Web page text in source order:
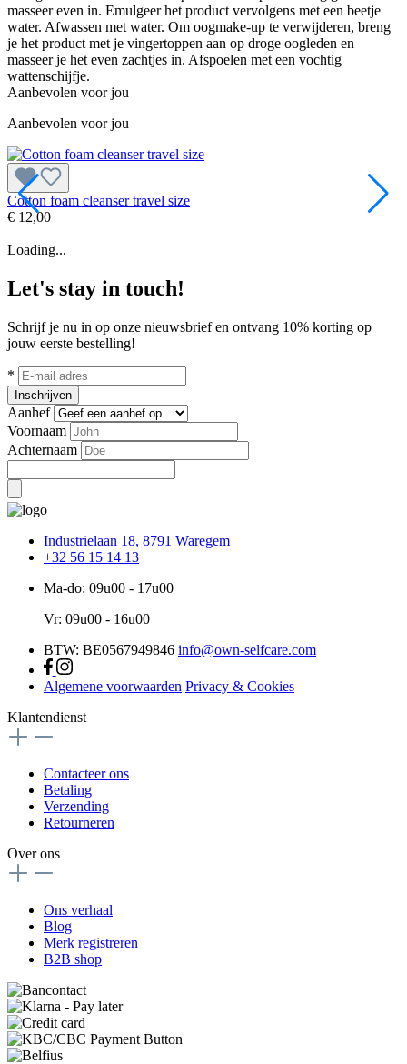
masseer even in. Emulgeer het product vervolgens met een beetje
water. Afwassen met water. Om oogmake-up te verwijderen, breng
je het product met je vingertoppen aan op droge oogleden en
masseer je het even zachtjes in. Afspoelen met een vochtig
wattenschijfje.
Aanbevolen voor jou
Aanbevolen voor jou
Cotton foam cleanser travel size
€ 12,00
Loading...
Let's stay in touch!
Schrijf je nu in op onze nieuwsbrief en ontvang 10% korting op
jouw eerste bestelling!
*
Inschrijven
Aanhef
Voornaam
Achternaam
Industrielaan 18, 8791 Waregem
+32 56 15 14 13
Ma-do: 09u00 - 17u00
Vr: 09u00 - 16u00
BTW: BE0567949846 info@own-selfcare.com
Algemene voorwaarden Privacy & Cookies
Klantendienst
Contacteer ons
Betaling
Verzending
Retourneren
Over ons
Ons verhaal
Blog
Merk registreren
B2B shop